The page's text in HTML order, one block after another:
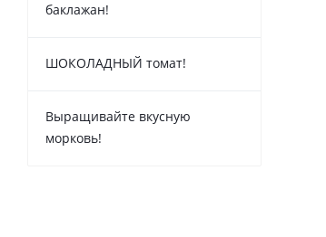
баклажан!
ШОКОЛАДНЫЙ томат!
Выращивайте вкусную
морковь!